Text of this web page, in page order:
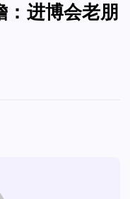
：进博会老朋